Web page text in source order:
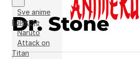
Sve anime
kolekcije
Naruto
Attack on
Titan
Dr. Stone